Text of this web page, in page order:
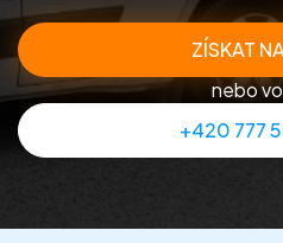
Příprava nemovitostí
Reference
ZÍSKAT
nebo
+420 777